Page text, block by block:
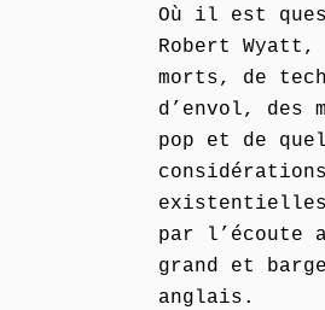
Où il est
Robert
morts, de
d’envol, des
pop et de
considérations
par l’écoute
grand et
anglais.